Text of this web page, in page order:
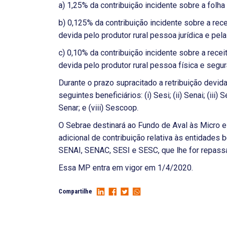
a) 1,25% da contribuição incidente sobre a
b) 0,125% da contribuição incidente sobre a
devida pelo produtor rural pessoa jurídica e
c) 0,10% da contribuição incidente sobre a
devida pelo produtor rural pessoa física e
Durante o prazo supracitado a retribuição
seguintes beneficiários: (i) Sesi; (ii) Senai; (iii)
Senar; e (viii) Sescoop.
O Sebrae destinará ao Fundo de Aval às Micro
adicional de contribuição relativa às entidades
SENAI, SENAC, SESI e SESC, que lhe for
Essa MP entra em vigor em 1/4/2020.
Compartilhe